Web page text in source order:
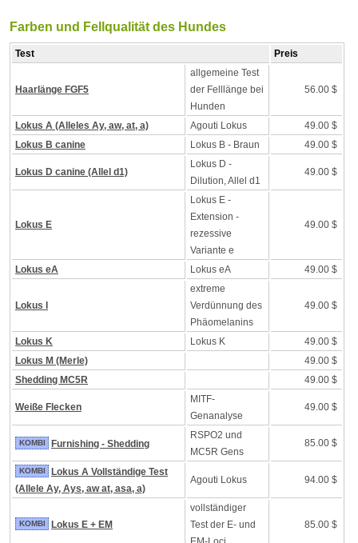
Farben und Fellqualität des Hundes
Test Preis
Haarlänge FGF5
allgemeine Test
der Felllänge bei
Hunden
56.00 $
Lokus A (Alleles Ay, aw, at, a) Agouti Lokus
49.00 $
Lokus B canine
Lokus B - Braun 49.00 $
Lokus D canine (Allel d1)
Lokus D -
Dilution, Allel d1
49.00 $
Lokus E
Lokus E -
Extension -
rezessive
Variante e
49.00 $
Lokus eA Lokus eA 49.00 $
Lokus I
extreme
Verdünnung des
Phäomelanins
49.00 $
Lokus K Lokus K
49.00 $
Lokus M (Merle)
49.00 $
Shedding MC5R
49.00 $
Weiße Flecken
MITF-
Genanalyse
49.00 $
KOMBI Furnishing - Shedding
RSPO2 und
MC5R Gens
85.00 $
KOMBI
Lokus A Vollständige Test
(Allele Ay, Ays, aw at, asa, a)
Agouti Lokus 94.00 $
KOMBI Lokus E + EM
vollständiger
Test der E- und
85.00 $